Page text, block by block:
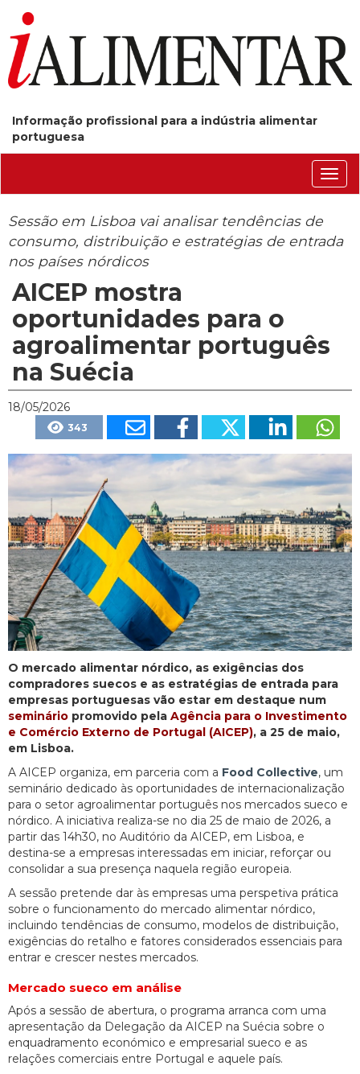
Informação profissional para a indústria alimentar
portuguesa
Sessão em Lisboa vai analisar tendências de
consumo, distribuição e estratégias de entrada
nos países nórdicos
AICEP mostra
oportunidades para o
agroalimentar português
na Suécia
18/05/2026
343
O mercado alimentar nórdico, as exigências dos
compradores suecos e as estratégias de entrada para
empresas portuguesas vão estar em destaque num
seminário promovido pela Agência para o Investimento
e Comércio Externo de Portugal (AICEP), a 25 de maio,
em Lisboa.
A AICEP organiza, em parceria com a Food Collective, um
seminário dedicado às oportunidades de internacionalização
para o setor agroalimentar português nos mercados sueco e
nórdico. A iniciativa realiza-se no dia 25 de maio de 2026, a
partir das 14h30, no Auditório da AICEP, em Lisboa, e
destina-se a empresas interessadas em iniciar, reforçar ou
consolidar a sua presença naquela região europeia.
A sessão pretende dar às empresas uma perspetiva prática
sobre o funcionamento do mercado alimentar nórdico,
incluindo tendências de consumo, modelos de distribuição,
exigências do retalho e fatores considerados essenciais para
entrar e crescer nestes mercados.
Mercado sueco em análise
Após a sessão de abertura, o programa arranca com uma
apresentação da Delegação da AICEP na Suécia sobre o
enquadramento económico e empresarial sueco e as
relações comerciais entre Portugal e aquele país.